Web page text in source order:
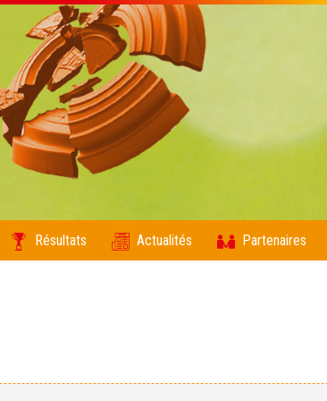
Résultats Actualités Partenaires